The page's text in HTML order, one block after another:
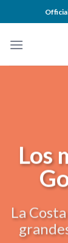
to
Los
La